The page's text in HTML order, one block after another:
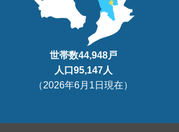
世帯数44,948戸
人口95,147人
（2026年6月1日現在）